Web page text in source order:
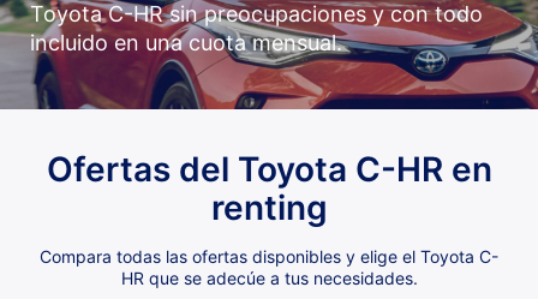
Toyota C-HR sin preocupaciones y con todo
incluido en una cuota mensual.
Ofertas del Toyota C-HR en
renting
Compara todas las ofertas disponibles y elige el Toyota C-
HR que se adecúe a tus necesidades.